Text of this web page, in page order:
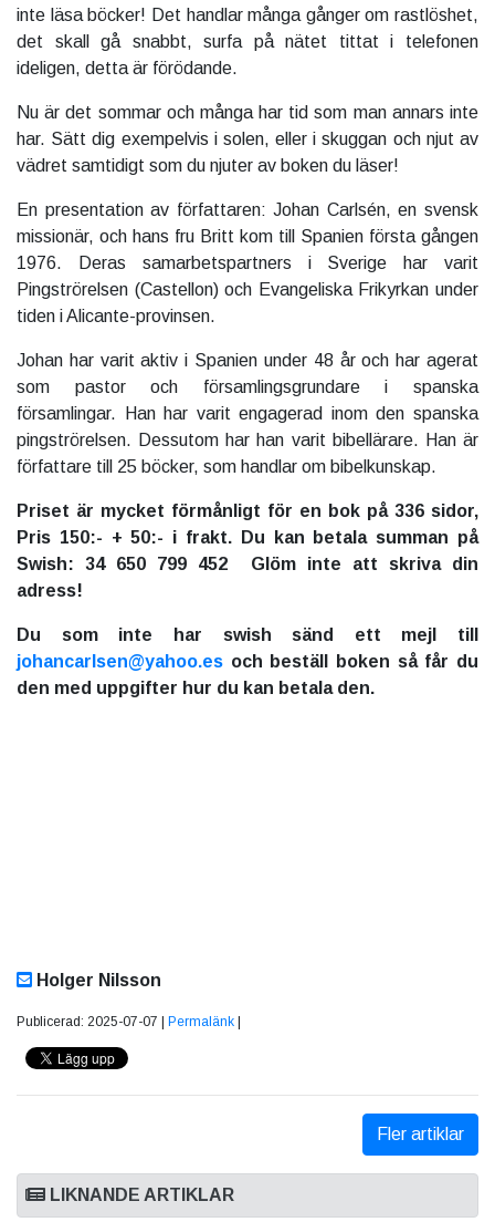
inte läsa böcker! Det handlar många gånger om rastlöshet,
det skall gå snabbt, surfa på nätet tittat i telefonen
ideligen, detta är förödande.
Nu är det sommar och många har tid som man annars inte
har. Sätt dig exempelvis i solen, eller i skuggan och njut av
vädret samtidigt som du njuter av boken du läser!
En presentation av författaren: Johan Carlsén, en svensk
missionär, och hans fru Britt kom till Spanien första gången
1976. Deras samarbetspartners i Sverige har varit
Pingströrelsen (Castellon) och Evangeliska Frikyrkan under
tiden i Alicante-provinsen.
Johan har varit aktiv i Spanien under 48 år och har agerat
som pastor och församlingsgrundare i spanska
församlingar. Han har varit engagerad inom den spanska
pingströrelsen. Dessutom har han varit bibellärare. Han är
författare till 25 böcker, som handlar om bibelkunskap.
Priset är mycket förmånligt för en bok på 336 sidor,
Pris 150:- + 50:- i frakt. Du kan betala summan på
Swish: 34 650 799 452 Glöm inte att skriva din
adress!
Du som inte har swish sänd ett mejl till
johancarlsen@yahoo.es och beställ boken så får du
den med uppgifter hur du kan betala den.
Holger Nilsson
Publicerad: 2025-07-07 | Permalänk
Fler artiklar
LIKNANDE ARTIKLAR